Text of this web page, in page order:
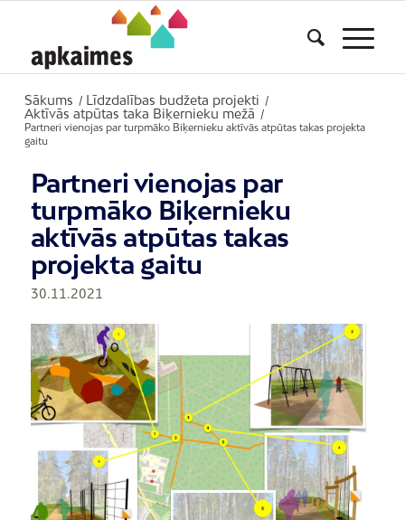
Sākums / Līdzdalības budžeta projekti /
Aktīvās atpūtas taka Biķernieku mežā
/
Partneri vienojas par turpmāko Biķernieku aktīvās atpūtas takas projekta
gaitu
Partneri vienojas par
turpmāko Biķernieku
aktīvās atpūtas takas
projekta gaitu
30.11.2021